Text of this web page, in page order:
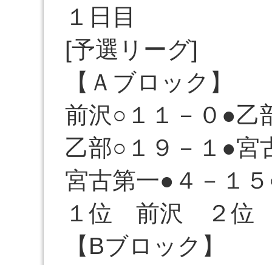
１日目
[予選リーグ]
【Ａブロック】
前沢○１１－０●乙
乙部○１９－１●宮
宮古第一●４－１
１位 前沢 ２位
【Bブロック】